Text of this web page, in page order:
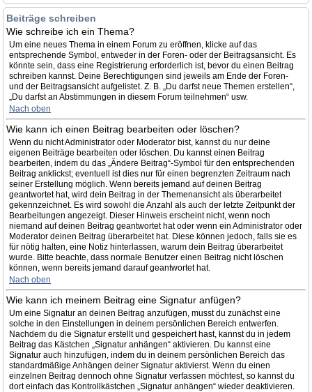
Beiträge schreiben
Wie schreibe ich ein Thema?
Um eine neues Thema in einem Forum zu eröffnen, klicke auf das
entsprechende Symbol, entweder in der Foren- oder der Beitragsansicht. Es
könnte sein, dass eine Registrierung erforderlich ist, bevor du einen Beitrag
schreiben kannst. Deine Berechtigungen sind jeweils am Ende der Foren-
und der Beitragsansicht aufgelistet. Z. B. „Du darfst neue Themen erstellen“,
„Du darfst an Abstimmungen in diesem Forum teilnehmen“ usw.
Nach oben
Wie kann ich einen Beitrag bearbeiten oder löschen?
Wenn du nicht Administrator oder Moderator bist, kannst du nur deine
eigenen Beiträge bearbeiten oder löschen. Du kannst einen Beitrag
bearbeiten, indem du das „Ändere Beitrag“-Symbol für den entsprechenden
Beitrag anklickst; eventuell ist dies nur für einen begrenzten Zeitraum nach
seiner Erstellung möglich. Wenn bereits jemand auf deinen Beitrag
geantwortet hat, wird dein Beitrag in der Themenansicht als überarbeitet
gekennzeichnet. Es wird sowohl die Anzahl als auch der letzte Zeitpunkt der
Bearbeitungen angezeigt. Dieser Hinweis erscheint nicht, wenn noch
niemand auf deinen Beitrag geantwortet hat oder wenn ein Administrator oder
Moderator deinen Beitrag überarbeitet hat. Diese können jedoch, falls sie es
für nötig halten, eine Notiz hinterlassen, warum dein Beitrag überarbeitet
wurde. Bitte beachte, dass normale Benutzer einen Beitrag nicht löschen
können, wenn bereits jemand darauf geantwortet hat.
Nach oben
Wie kann ich meinem Beitrag eine Signatur anfügen?
Um eine Signatur an deinen Beitrag anzufügen, musst du zunächst eine
solche in den Einstellungen in deinem persönlichen Bereich entwerfen.
Nachdem du die Signatur erstellt und gespeichert hast, kannst du in jedem
Beitrag das Kästchen „Signatur anhängen“ aktivieren. Du kannst eine
Signatur auch hinzufügen, indem du in deinem persönlichen Bereich das
standardmäßige Anhängen deiner Signatur aktivierst. Wenn du einen
einzelnen Beitrag dennoch ohne Signatur verfassen möchtest, so kannst du
dort einfach das Kontrollkästchen „Signatur anhängen“ wieder deaktivieren.